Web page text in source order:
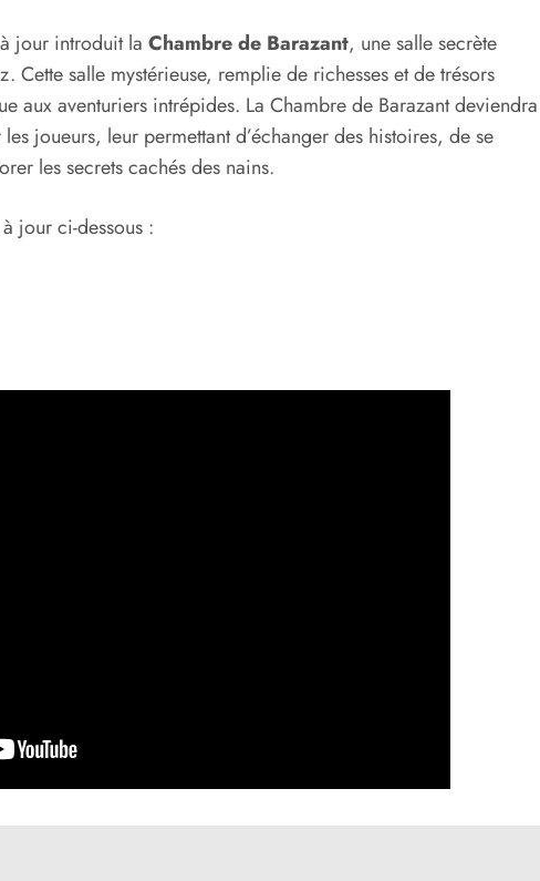
jour introduit la Chambre de Barazant, une salle secrète
Cette salle mystérieuse, remplie de richesses et de trésors
aux aventuriers intrépides. La Chambre de Barazant deviendra
joueurs, leur permettant d’échanger des histoires, de se
les secrets cachés des nains.
jour ci-dessous :